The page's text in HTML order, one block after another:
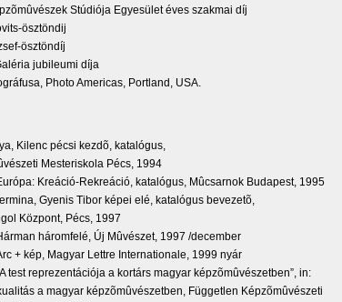
Stúdiója Egyesület éves szakmai díj
ösztöndij
ösztöndíj
jubileumi díja
Photo Americas, Portland, USA.
Kilenc pécsi kezdõ, katalógus,
Mesteriskola Pécs, 1994
Kreáció-Rekreáció, katalógus, Mûcsarnok Budapest, 1995
Gyenis Tibor képei elé, katalógus bevezetõ,
Központ, Pécs, 1997
háromfelé, Új Mûvészet, 1997 /december
+ kép, Magyar Lettre Internationale, 1999 nyár
test reprezentációja a kortárs magyar képzõmûvészetben”, in:
a magyar képzõmûvészetben, Független Képzõmûvészeti